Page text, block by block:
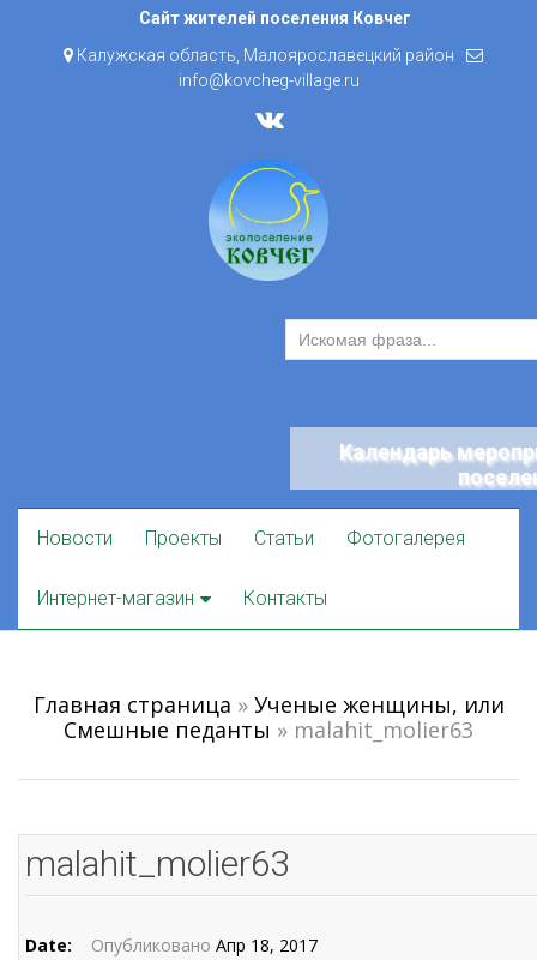
Skip
content
Сайт жителей поселения Ковчег
Калужская область, Малоярославецкий район
info@kovcheg-village.ru
Календарь
Новости Проекты Статьи Фотогалерея
Интернет-магазин Контакты
Главная страница » Ученые женщины, или
Смешные педанты » malahit_molier63
malahit_molier63
Date: Опубликовано Апр 18, 2017